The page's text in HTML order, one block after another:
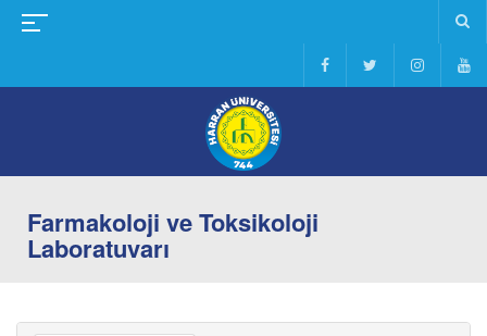
Farmakoloji ve Toksikoloji
Laboratuvarı